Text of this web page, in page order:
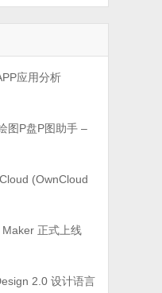
应用分析
图P盘P图助手 –
(OwnCloud
正式上线
2.0 设计语言